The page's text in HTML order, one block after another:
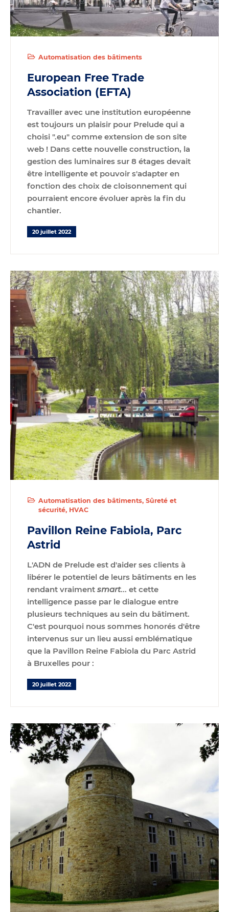
Automatisation des bâtiments
European Free Trade
Association (EFTA)
Travailler avec une institution européenne
est toujours un plaisir pour Prelude qui a
choisi ".eu" comme extension de son site
web ! Dans cette nouvelle construction, la
gestion des luminaires sur 8 étages devait
être intelligente et pouvoir s'adapter en
fonction des choix de cloisonnement qui
pourraient encore évoluer après la fin du
chantier.
20 juillet 2022
Automatisation des bâtiments Sûreté et
sécurité HVAC
Pavillon Reine Fabiola, Parc
Astrid
L'ADN de Prelude est d'aider ses clients à
libérer le potentiel de leurs bâtiments en les
rendant vraiment smart... et cette
intelligence passe par le dialogue entre
plusieurs techniques au sein du bâtiment.
C'est pourquoi nous sommes honorés d'être
intervenus sur un lieu aussi emblématique
que la Pavillon Reine Fabiola du Parc Astrid
à Bruxelles pour :
20 juillet 2022